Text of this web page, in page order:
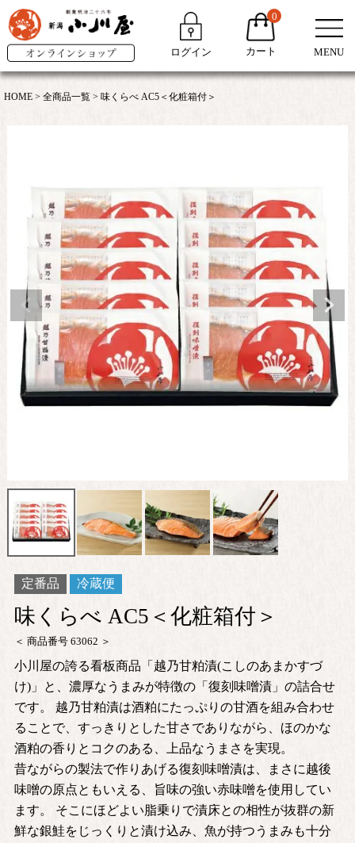
ログイン
0
カート MENU
HOME 全商品一覧 味くらべ AC5＜化粧箱付＞
定番品 冷蔵便
味くらべ AC5＜化粧箱付＞
商品番号 63062
小川屋の誇る看板商品「越乃甘粕漬(こしのあまかすづ
け)」と、濃厚なうまみが特徴の「復刻味噌漬」の詰合せ
です。 越乃甘粕漬は酒粕にたっぷりの甘酒を組み合わせ
ることで、すっきりとした甘さでありながら、ほのかな
酒粕の香りとコクのある、上品なうまさを実現。
昔ながらの製法で作りあげる復刻味噌漬は、まさに越後
味噌の原点ともいえる、旨味の強い赤味噌を使用してい
ます。 そこにほどよい脂乗りで漬床との相性が抜群の新
鮮な銀鮭をじっくりと漬け込み、魚が持つうまみも十分